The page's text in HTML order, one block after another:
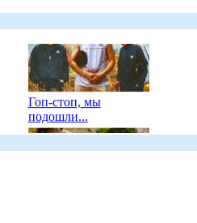
Гоп-стоп, мы
подошли...